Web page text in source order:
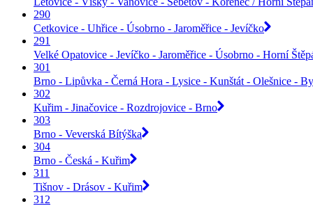
290
Cetkovice - Uhřice - Úsobrno - Jaroměřice - Jevíčko
291
Velké Opatovice - Jevíčko - Jaroměřice - Úsobrno - Horní
301
Brno - Lipůvka - Černá Hora - Lysice - Kunštát - Olešnice -
302
Kuřim - Jinačovice - Rozdrojovice - Brno
303
Brno - Veverská Bítýška
304
Brno - Česká - Kuřim
311
Tišnov - Drásov - Kuřim
312